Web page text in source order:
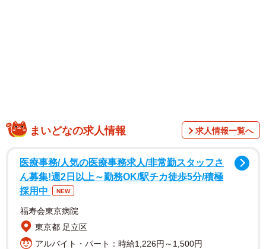
況なのですが、先日とうとう『先程から繰り返されてるそ
犬飼いさんたちから共感のリプライも寄せられたのは、５
歳になる柴犬の女の子、タップちゃん。動物病院が苦手な
ワンちゃんも多い中、
中でリラックスし過ぎて爆睡するヘソ天寝姿
りました。
まいどなの求人情報 求人情報一覧へ
医療事務/人気の医療事務求人/非常勤スタッフさ
ん募集!週2日以上～勤務OK/駅チカ徒歩5分/積極
採用中
NEW
福寿会東京病院
東京都 足立区
アルバイト・パート：時給1,226円～1,500円